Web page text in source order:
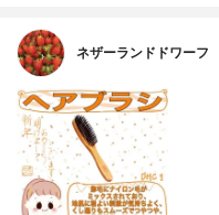
ネザーランドドワーフ